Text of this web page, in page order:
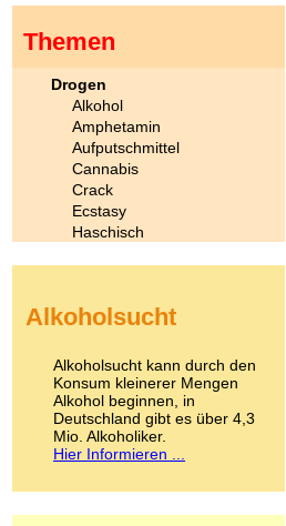
Themen
Drogen
Alkohol
Amphetamin
Aufputschmittel
Cannabis
Crack
Ecstasy
Haschisch
Kokain
LSD
Marihuana
Medikamente
Meskalin
Metamphetamin
Methadon
Alkoholsucht
Alkoholsucht kann durch den
Konsum kleinerer Mengen
Alkohol beginnen, in
Deutschland gibt es über 4,3
Mio. Alkoholiker.
Hier Informieren ...